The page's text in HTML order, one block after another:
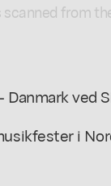
scanned from
Danmark ved
i